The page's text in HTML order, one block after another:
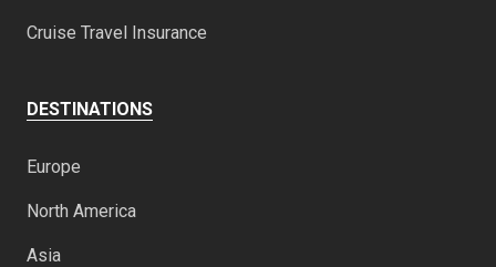
Cruise Travel Insurance
DESTINATIONS
Europe
North America
Asia